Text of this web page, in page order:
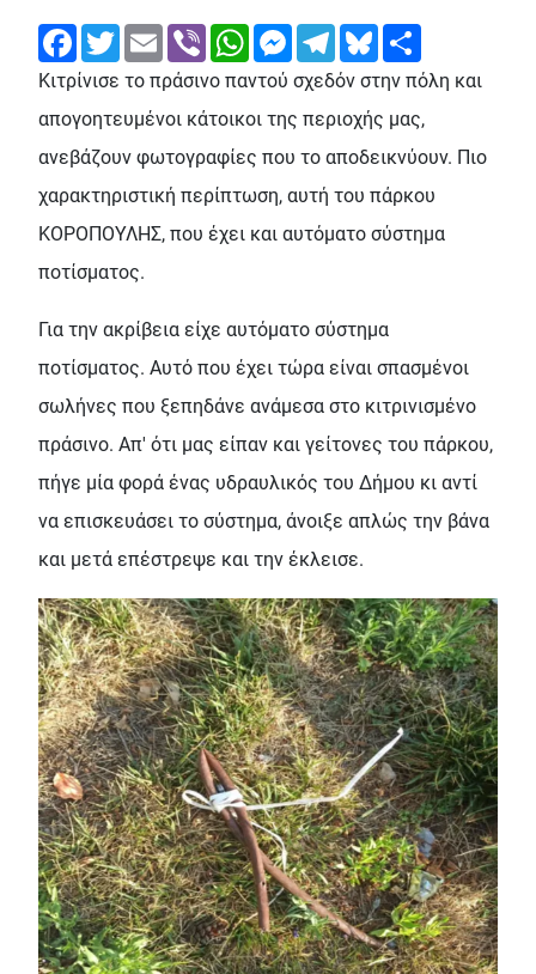
FacebookTwitterEmail Viber WhatsAppMessengerTelegramBluesky
Κιτρίνισε το πράσινο παντού σχεδόν στην πόλη και
απογοητευμένοι κάτοικοι της περιοχής μας,
ανεβάζουν φωτογραφίες που το αποδεικνύουν. Πιο
χαρακτηριστική περίπτωση, αυτή του πάρκου
ΚΟΡΟΠΟΥΛΗΣ, που έχει και αυτόματο σύστημα
ποτίσματος.
Για την ακρίβεια είχε αυτόματο σύστημα
ποτίσματος. Αυτό που έχει τώρα είναι σπασμένοι
σωλήνες που ξεπηδάνε ανάμεσα στο κιτρινισμένο
πράσινο. Απ' ότι μας είπαν και γείτονες του πάρκου,
πήγε μία φορά ένας υδραυλικός του Δήμου κι αντί
να επισκευάσει το σύστημα, άνοιξε απλώς την βάνα
και μετά επέστρεψε και την έκλεισε.